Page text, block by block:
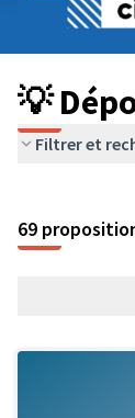
Budget
💡 Déposer un
💡
Filtrer et
69